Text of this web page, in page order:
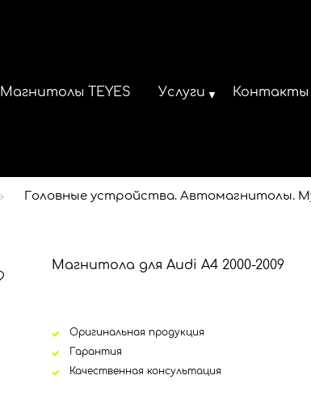
Магнитолы TEYES Услуги Контакты
Головные устройства. Автомагнитолы.
Магнитола для Audi A4 2000-2009
Оригинальная продукция
Гарантия
Качественная консультация